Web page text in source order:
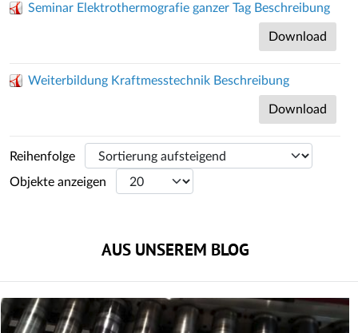
Seminar Elektrothermografie ganzer Tag Beschreibung
Download
Weiterbildung Kraftmesstechnik Beschreibung
Download
Reihenfolge
Objekte anzeigen
AUS UNSEREM BLOG